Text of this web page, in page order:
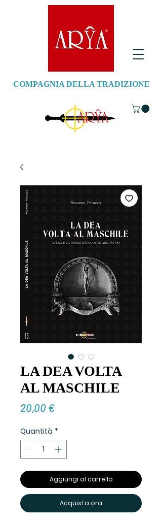
COMPAGNIA DELLA TRADIZIONE
LA DEA VOLTA
AL MASCHILE
20,00 €Prezzo
Quantità *
Aggiungi al carrello
Acquista ora